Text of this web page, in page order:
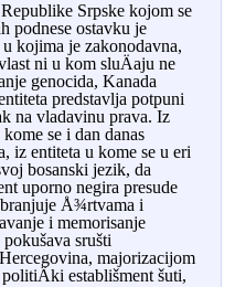
Republike Srpske kojom se
podnese ostavku je
u kojima je zakonodavna,
ni u kom sluÄaju ne
genocida, Kanada
predstavlja potpuni
na vladavinu prava. Iz
kome se i dan danas
, iz entiteta u kome se u eri
bosanski jezik, da
uporno negira presude
Å¾rtvama i
avanje i memorisanje
pokušava srušti
Hercegovina, majorizacijom
establišment šuti,